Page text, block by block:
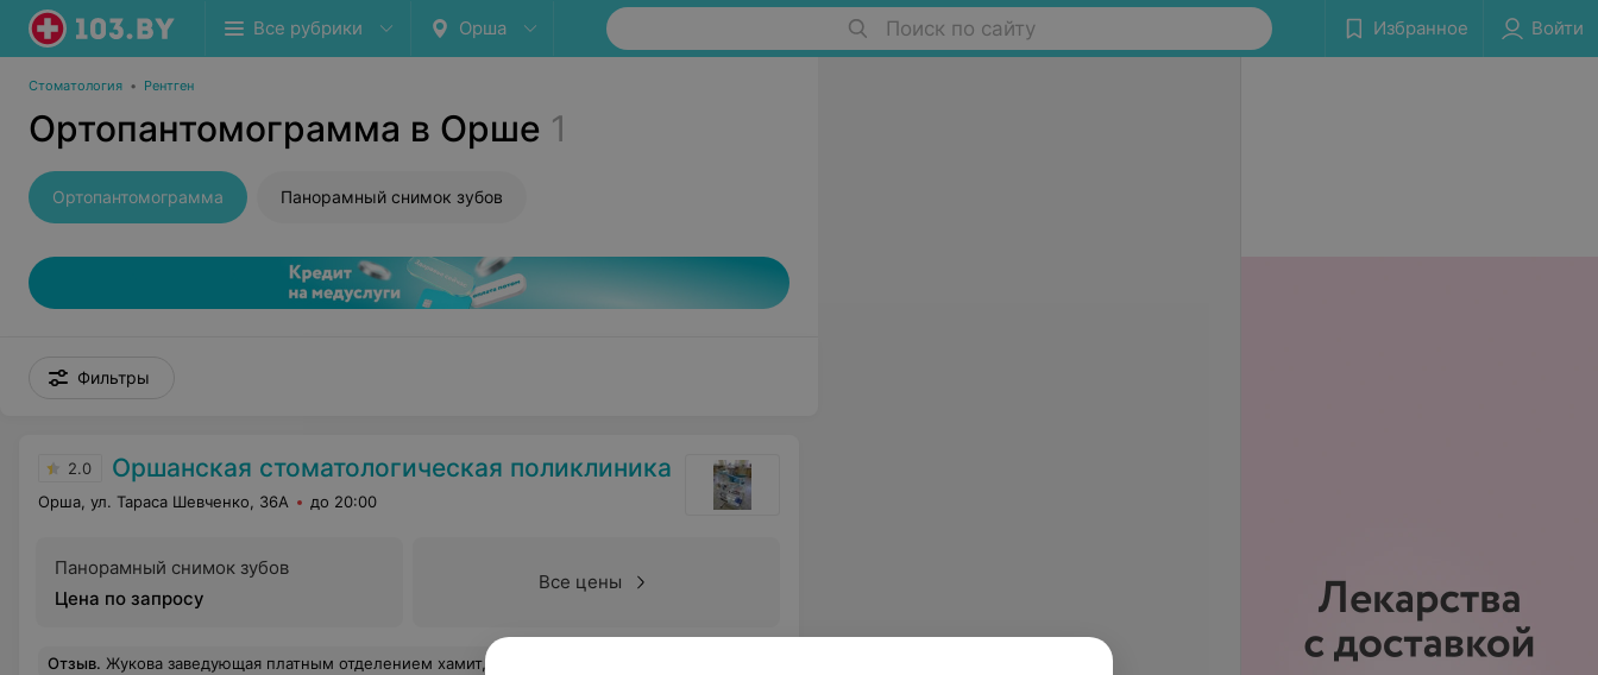
Все рубрики Орша Поиск по сайту Избранное Войти
Стоматология • Рентген
Ортопантомограмма в Орше 1
Ортопантомограмма Панорамный снимок зубов
Фильтры
2.0 Оршанская стоматологическая поликлиника
Орша, ул. Тараса Шевченко, 36А до 20:00
Панорамный снимок зубов
Цена по запросу
Все цены
Отзыв. Жукова заведующая платным отделением хамит, грубит. Спрашиваю: у вас нет салфеток. На это она мне: свои надо иметь! Не старается, накладывает материал, затем пломбы затем минут 20 пытается снять излишки, зачистить. Сказал ей: у меня забивается в зубной карман пища. Она сказала: у вас здесь карман. И не лечила его! Обращался в другую клинику!